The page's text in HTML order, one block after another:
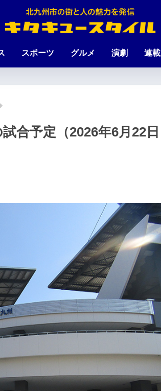
スポーツ グルメ 演劇 連載
合予定（2026年6月22日